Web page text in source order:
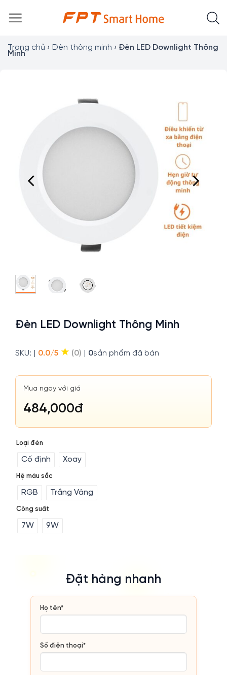
đến
dungTrang chủ › Đèn thông minh › Đèn LED Downlight Thông
Minh
Đèn LED Downlight Thông Minh
SKU: 0.0/5 ★ (0) 0sản phẩm đã bán
Mua ngay với giá
484,000đ
Loại đèn
Cố định Xoay
Hệ màu sắc
RGB Trắng Vàng
Công suất
7W 9W
Đặt hàng nhanh
Họ tên*
Số điện thoại*